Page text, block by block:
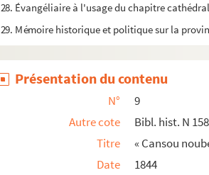
28. Évangéliaire à l'usage du chapitre
29. Mémoire historique et politique sur la
Présentation du contenu
N°
9
Autre cote
Bibl. hist. N
Titre
« Cansou
Date
1844